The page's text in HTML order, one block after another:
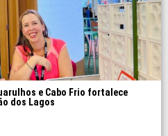
e Cabo Frio fortalece
dos Lagos